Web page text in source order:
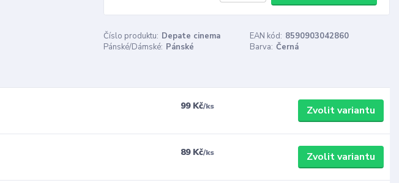
Číslo produktu: Depate cinema EAN kód: 8590903042860
Pánské/Dámské: Pánské Barva: Černá
99 Kč/ks Zvolit variantu
89 Kč/ks Zvolit variantu